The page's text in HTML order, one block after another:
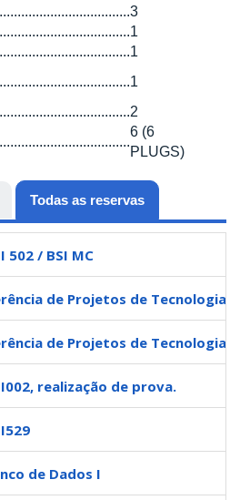
3
1
1
1
2
6 (6
PLUGS)
Todas as reservas
502 / BSI MC
de Projetos de Tecnologia
de Projetos de Tecnologia
realização de prova.
de Dados I